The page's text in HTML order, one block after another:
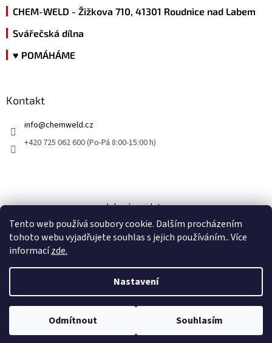
Tento web používá soubory cookie. Dalším procházením
tohoto webu vyjadřujete souhlas s jejich používáním.. Více
informacízde.
Nastavení
Odmítnout Souhlasím
CHEM-WELD - Žižkova 710, 41301 Roudnice nad Labem
Svářečská dílna
♥ POMÁHÁME
Kontakt
info@chemweld.cz
+420 725 062 600 (Po-Pá 8:00-15:00 h)
kde nás najdete
Vytvořil Shoptet
Copyright 2026CHEM-WELD . Všechna práva vyhrazena.